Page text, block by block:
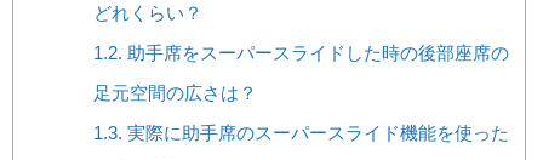
どれくらい？
1.2. 助手席をスーパースライドした時の後部座席の
足元空間の広さは？
1.3. 実際に助手席のスーパースライド機能を使った